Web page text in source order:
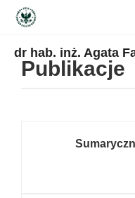
dr hab. inż. Agata
Publikacje